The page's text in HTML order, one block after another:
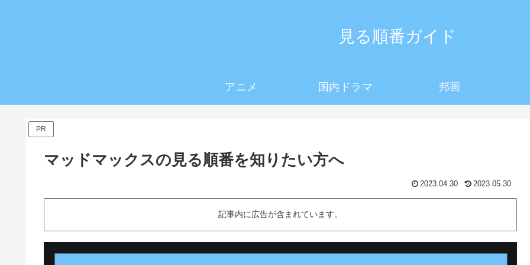
見る順番ガイド
アニメ 国内ドラマ 邦画
PR
マッドマックスの見る順番を知りたい方へ
2023.04.30 2023.05.30
記事内に広告が含まれています。